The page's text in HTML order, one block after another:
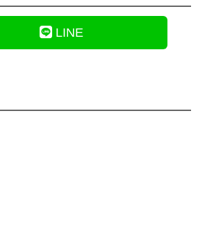
LINE